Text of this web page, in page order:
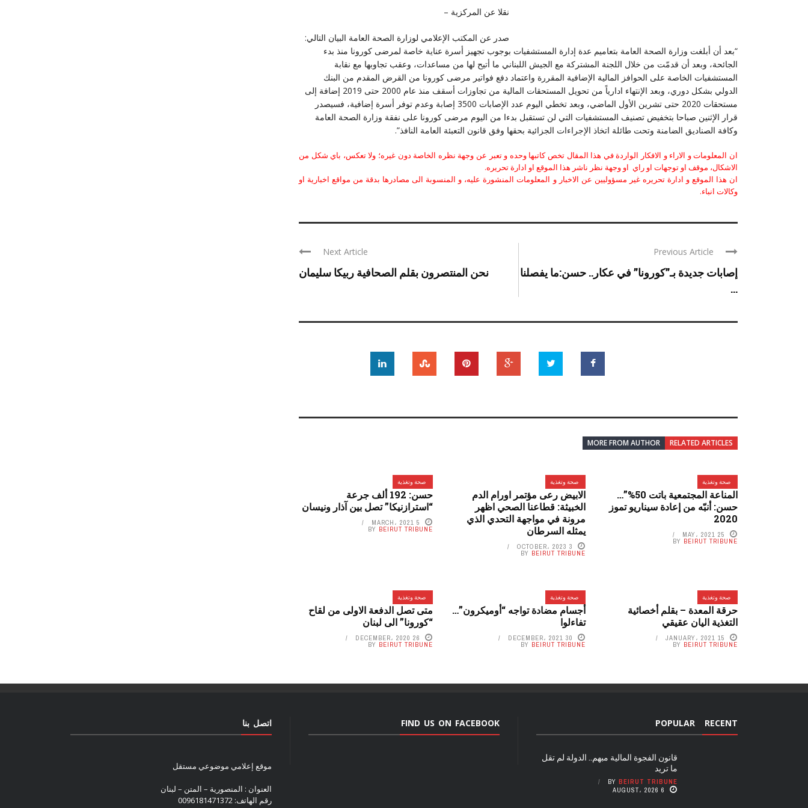
نقلا عن المركزية –
صدر عن المكتب الإعلامي لوزارة الصحة العامة البيان التالي:
“بعد أن أبلغت وزارة الصحة العامة بتعاميم عدة إدارة المستشفيات بوجوب تجهيز أسرة عناية خاصة لمرضى كورونا منذ بدء
الجائحة، وبعد أن قدمّت من خلال اللجنة المشتركة مع الجيش اللبناني ما أتيح لها من مساعدات، وعقب تجاوبها مع نقابة
المستشفيات الخاصة على الحوافز المالية الإضافية المقررة واعتماد دفع فواتير مرضى كورونا من القرض المقدم من البنك
الدولي بشكل دوري، وبعد الإنتهاء ادارياً من تحويل المستحقات المالية من تجاوزات أسقف منذ عام 2000 حتى 2019 إضافة إلى
مستحقات 2020 حتى تشرين الأول الماضي، وبعد تخطي اليوم عدد الإصابات 3500 إصابة وعدم توفر أسرة إضافية، فسيصدر
قرار الإثنين صباحا بتخفيض تصنيف المستشفيات التي لن تستقبل بدءا من اليوم مرضى كورونا على نفقة وزارة الصحة العامة
وكافة الصناديق الضامنة وتحت طائلة اتخاذ الإجراءات الجزائية بحقها وفق قانون التعبئة العامة النافذ”.
ان المعلومات و الاراء و الافكار الواردة في هذا المقال تخص كاتبها وحده و تعبر عن وجهة نظره الخاصة دون غيره؛ ولا تعكس، باي شكل من
الاشكال، موقف او توجهات او راي او وجهة نظر ناشر هذا الموقع او ادارة تحريره.
ان هذا الموقع و ادارة تحريره غير مسؤوليين عن الاخبار و المعلومات المنشورة عليه، و المنسوبة الى مصادرها بدقة من مواقع اخبارية او
وكالات انباء.
Previous Article
إصابات جديدة بـ”كورونا” في عكار.. حسن:ما يفصلنا
...
Next Article
نحن المنتصرون بقلم الصحافية ربيكا سليمان
RELATED ARTICLES
MORE FROM AUTHOR
صحة وتغذية
المناعة المجتمعية باتت 50%”…
حسن: أنبّه من إعادة سيناريو تموز
2020
25 MAY، 2021
BY BEIRUT TRIBUNE
صحة وتغذية
الابيض رعى مؤتمر اورام الدم
الخبيثة: قطاعنا الصحي اظهر
مرونة في مواجهة التحدي الذي
يمثله السرطان
3 OCTOBER، 2023
BY BEIRUT TRIBUNE
صحة وتغذية
حسن: 192 ألف جرعة
“استرازنيكا” تصل بين آذار ونيسان
5 MARCH، 2021
BY BEIRUT TRIBUNE
صحة وتغذية
حرقة المعدة – بقلم أخصائية
التغذية اليان عقيقي
15 JANUARY، 2021
BY BEIRUT TRIBUNE
صحة وتغذية
أجسام مضادة تواجه “أوميكرون”…
تفاءلوا
30 DECEMBER، 2021
BY BEIRUT TRIBUNE
صحة وتغذية
متى تصل الدفعة الاولى من لقاح
“كورونا” الى لبنان
26 DECEMBER، 2020
BY BEIRUT TRIBUNE
RECENT
POPULAR
قانون الفجوة المالية مبهم.. الدولة لم تقل
ما تريد
BY BEIRUT TRIBUNE
6 AUGUST، 2026
FIND US ON FACEBOOK اتصل بنا
موقع إعلامي موضوعي مستقل
العنوان : المنصورية – المتن – لبنان
رقم الهاتف: 0096181471372